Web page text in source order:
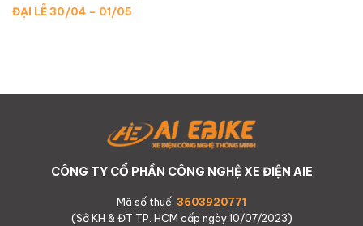
ĐẠI LỄ 30/04 – 01/05
CÔNG TY CỔ PHẦN CÔNG NGHỆ XE ĐIỆN AIE
Mã số thuế: 3603920771
(Sở KH & ĐT TP. HCM cấp ngày 10/07/2023)